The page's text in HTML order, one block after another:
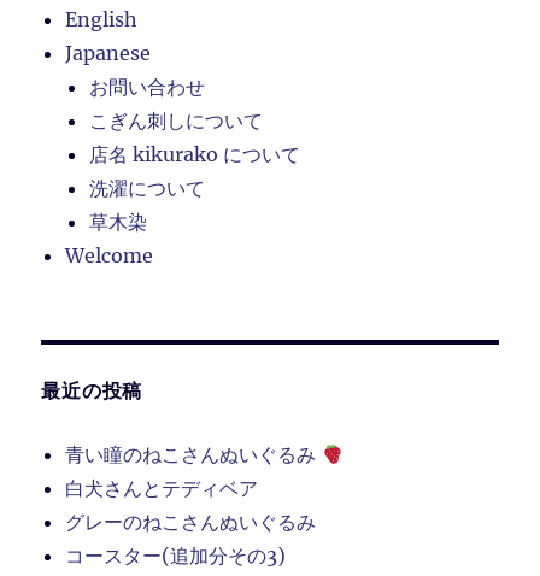
English
Japanese
お問い合わせ
こぎん刺しについて
店名 kikurako について
洗濯について
草木染
Welcome
最近の投稿
青い瞳のねこさんぬいぐるみ
白犬さんとテディベア
グレーのねこさんぬいぐるみ
コースター(追加分その3)